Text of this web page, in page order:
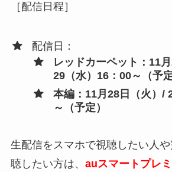
［配信日程］
配信日：
レッドカーペット：11
29（水）16：00～（予定
本編：11月28日（火）/
～（予定）
生配信をスマホで視聴したい人
聴したい方は、 auスマートプレ